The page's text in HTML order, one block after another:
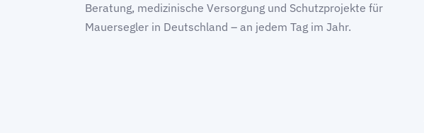
Beratung, medizinische Versorgung und Schutzprojekte für
Mauersegler in Deutschland – an jedem Tag im Jahr.